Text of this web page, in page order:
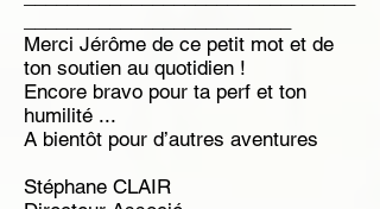
Merci Jérôme de ce petit mot et de
ton soutien au quotidien !
Encore bravo pour ta perf et ton
humilité ...
A bientôt pour d’autres aventures
Stéphane CLAIR